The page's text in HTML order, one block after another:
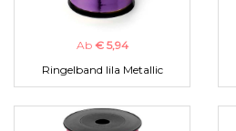
Ab € 5,94
Ringelband lila Metallic